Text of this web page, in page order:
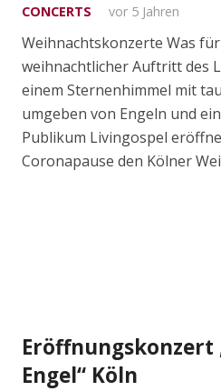
CONCERTS vor 5 Jahren
Weihnachtskonzerte Was
weihnachtlicher Auftritt des
einem Sternenhimmel mit
umgeben von Engeln und
Publikum Livingospel
Coronapause den Kölner
Eröffnungskonzert
Engel“ Köln